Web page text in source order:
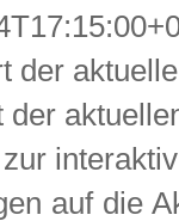
der
auf die